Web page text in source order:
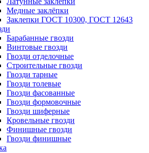
Медные заклёпки
Заклепки ГОСТ 10300, ГОСТ 12643
Барабанные гвозди
Винтовые гвозди
Гвозди отделочные
Строительные гвозди
Гвозди тарные
Гвозди толевые
Гвозди фасованные
Гвозди формовочные
Гвозди шиферные
Кровельные гвозди
Финишные гвозди
Гвозди финишные